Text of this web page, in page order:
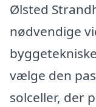
Ølsted
nødvendige
vælge den
solceller, der